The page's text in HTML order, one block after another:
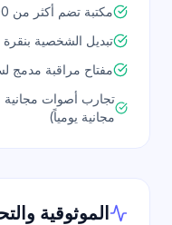
مكتبة تضم أكثر من 500 صوت احترافي يتم تحديثها أسبوعياً
تبديل الشخصية بنقرة
مفتاح مراقبة مدمج
مجانية يومياً)
الموثوقية والتحكم